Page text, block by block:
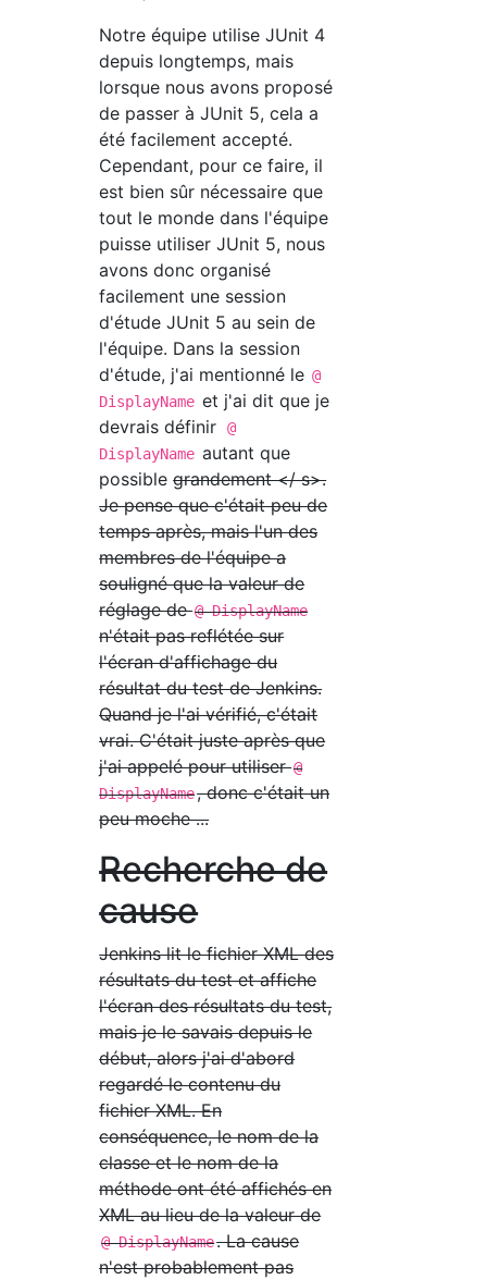
Notre équipe utilise JUnit 4
depuis longtemps, mais
lorsque nous avons proposé
de passer à JUnit 5, cela a
été facilement accepté.
Cependant, pour ce faire, il
est bien sûr nécessaire que
tout le monde dans l'équipe
puisse utiliser JUnit 5, nous
avons donc organisé
facilement une session
d'étude JUnit 5 au sein de
l'équipe. Dans la session
d'étude, j'ai mentionné le @
DisplayName et j'ai dit que je
devrais définir
@
DisplayName autant que
possiblegrandement </ s>.
Je pense que c'était peu de
temps après, mais l'un des
membres de l'équipe a
souligné que la valeur de
réglage de@ DisplayName
n'était pas reflétée sur
l'écran d'affichage du
résultat du test de Jenkins.
Quand je l'ai vérifié, c'était
vrai. C'était juste après que
j'ai appelé pour utiliser@
DisplayName, donc c'était un
peu moche ...
Recherche de
cause
Jenkins lit le fichier XML des
résultats du test et affiche
l'écran des résultats du test,
mais je le savais depuis le
début, alors j'ai d'abord
regardé le contenu du
fichier XML. En
conséquence, le nom de la
classe et le nom de la
méthode ont été affichés en
XML au lieu de la valeur de
@ DisplayName. La cause
n'est probablement pas